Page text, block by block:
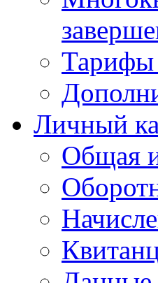
Тарифы
Личный
Общая